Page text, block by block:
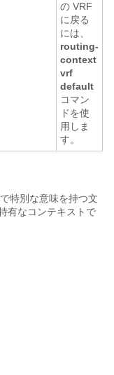
の VRF
に戻る
には、
routing-
context
vrf
default
コマン
ドを使
用しま
す。
特別な意味を持つ文
有なコンテキストで